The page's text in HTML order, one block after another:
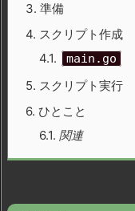
3. 準備
4. スクリプト作成
4.1.
main.go
5. スクリプト実行
6. ひとこと
6.1. 関連